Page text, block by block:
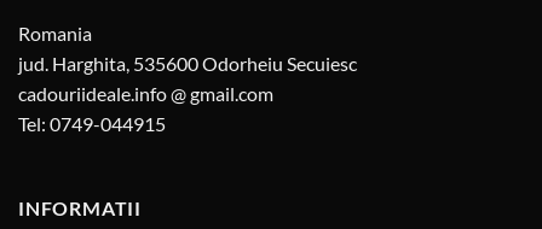
Romania
jud. Harghita, 535600 Odorheiu Secuiesc
cadouriideale.info @ gmail.com
Tel: 0749-044915
INFORMATII